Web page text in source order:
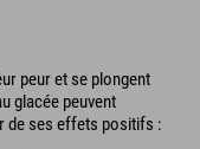
peur et se plongent
glacée peuvent
de ses effets positifs :